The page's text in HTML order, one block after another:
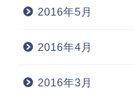
2016年5月
2016年4月
2016年3月